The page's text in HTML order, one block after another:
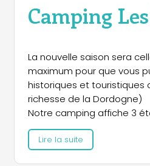
Camping
La nouvelle saison sera
maximum pour que vous
historiques et touristiques
richesse de la Dordogne)
Notre camping affiche 3
installations pour votre
maximum de confort, et
Lire la suite